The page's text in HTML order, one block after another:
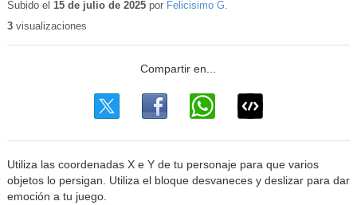
educativo
Subido el 15 de julio de 2025por Felicisimo G.
3visualizaciones
Utiliza las coordenadas X e Y de tu personaje para que varios
objetos lo persigan. Utiliza el bloque desvaneces y deslizar para dar
emoción a tu juego.